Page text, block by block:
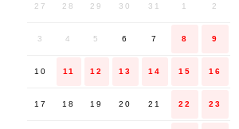
27 28 29 30 31 1 2
3 4 5 6 7 8 9
10 11 12 13 14 15 16
17 18 19 20 21 22 23